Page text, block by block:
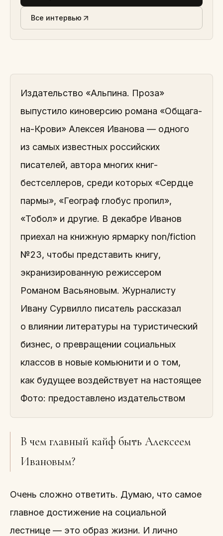
Все интервью
Издательство «Альпина. Проза»
выпустило киноверсию романа «Общага-
на-Крови» Алексея Иванова — одного
из самых известных российских
писателей, автора многих книг-
бестселлеров, среди которых «Сердце
пармы», «Географ глобус пропил»,
«Тобол» и другие. В декабре Иванов
приехал на книжную ярмарку non/fiction
№23, чтобы представить книгу,
экранизированную режиссером
Романом Васьяновым. Журналисту
Ивану Сурвилло писатель рассказал
о влиянии литературы на туристический
бизнес, о превращении социальных
классов в новые комьюнити и о том,
как будущее воздействует на настоящее
Фото: предоставлено издательством
В чем главный кайф быть Алексеем
Ивановым?
Очень сложно ответить. Думаю, что самое
главное достижение на социальной
лестнице — это образ жизни. И лично